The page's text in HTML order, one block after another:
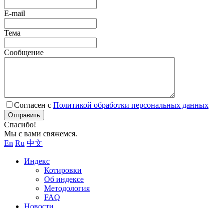
E-mail
Тема
Сообщение
Согласен с Политикой обработки персональных данных
Отправить
Спасибо!
Мы с вами свяжемся.
En Ru 中文
Индекс
Котировки
Об индексе
Методология
FAQ
Новости